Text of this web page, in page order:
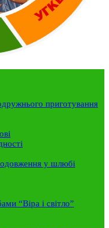
приготування
у шлюбі
“Віра і світло”